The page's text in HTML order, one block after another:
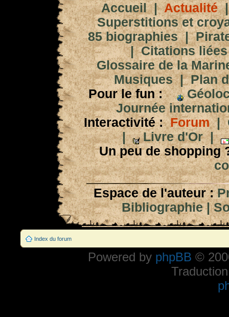
Accueil|Actualité
Superstitions et
85 biographies|
|Citations
Glossaire de la
Musiques|Plan
Pour le fun :
Journée
Interactivité : Forum|
|
Livre d'Or|
Un peu de shopping
Espace de l'auteur :
Bibliographie|
Index du forum
Powered by phpBB ©